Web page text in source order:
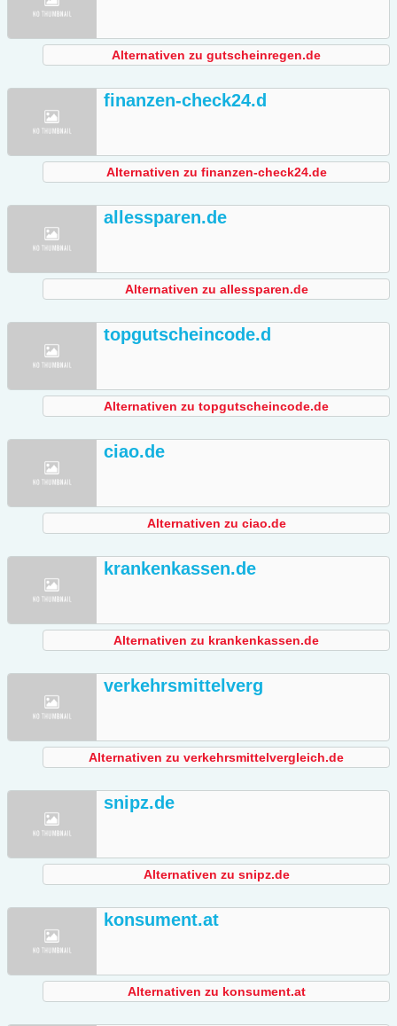
Alternativen zu gutscheinregen.de
finanzen-check24.d
Alternativen zu finanzen-check24.de
allessparen.de
Alternativen zu allessparen.de
topgutscheincode.d
Alternativen zu topgutscheincode.de
ciao.de
Alternativen zu ciao.de
krankenkassen.de
Alternativen zu krankenkassen.de
verkehrsmittelverg
Alternativen zu verkehrsmittelvergleich.de
snipz.de
Alternativen zu snipz.de
konsument.at
Alternativen zu konsument.at